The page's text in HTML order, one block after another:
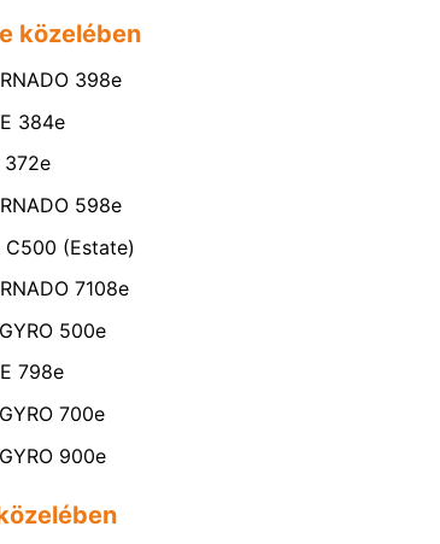
közelében
398e
384e
598e
(Estate)
7108e
500e
798e
700e
900e